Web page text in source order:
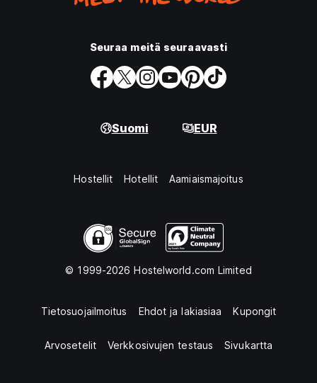
Seuraa meitä seuraavasti
Suomi EUR
Hostellit Hotellit Aamiaismajoitus
© 1999-2026 Hostelworld.com Limited
Tietosuojailmoitus Ehdot ja lakiasiaa Kupongit
Arvosetelit Verkkosivujen testaus Sivukartta